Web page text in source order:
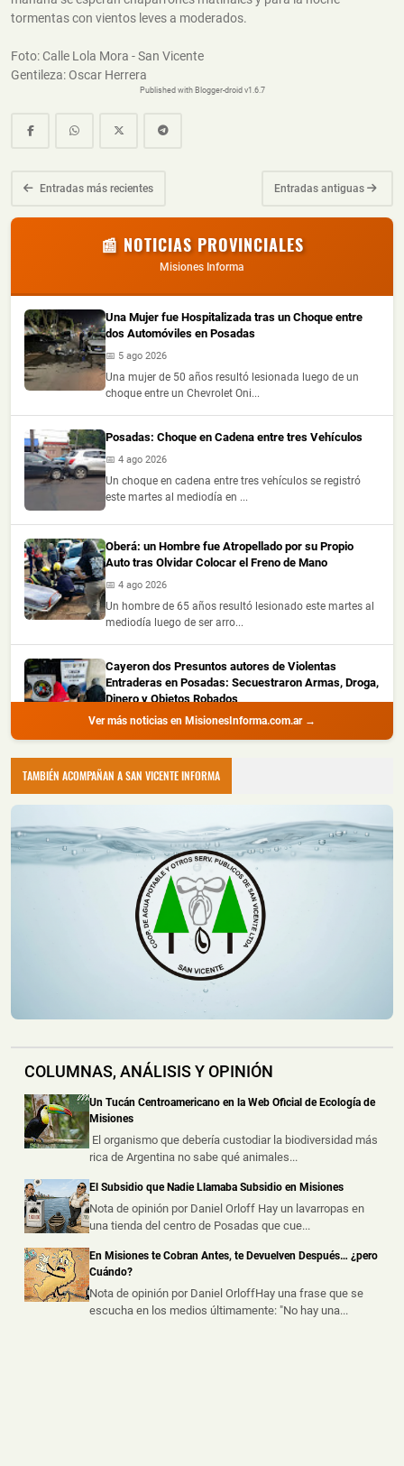
tormentas con vientos leves a moderados.
Foto: Calle Lola Mora - San Vicente
Gentileza: Oscar Herrera
Published with Blogger-droid v1.6.7
Entradas más recientes Entradas antiguas
📰 NOTICIAS PROVINCIALES
Misiones Informa
Una Mujer fue Hospitalizada tras un Choque entre
dos Automóviles en Posadas
📅 5 ago 2026
Una mujer de 50 años resultó lesionada luego de un
choque entre un Chevrolet Oni...
Posadas: Choque en Cadena entre tres Vehículos
📅 4 ago 2026
Un choque en cadena entre tres vehículos se registró
este martes al mediodía en ...
Oberá: un Hombre fue Atropellado por su Propio
Auto tras Olvidar Colocar el Freno de Mano
📅 4 ago 2026
Un hombre de 65 años resultó lesionado este martes al
mediodía luego de ser arro...
Cayeron dos Presuntos autores de Violentas
Entraderas en Posadas: Secuestraron Armas, Droga,
Dinero y Objetos Robados
📅 4 ago 2026
La Policía de Misiones detuvo a dos hombres con
amplio prontuario durante un all...
Recuperaron Herramientas Robadas y Detuvieron a
📅 4 ago 2026
La Policía de Misiones recuperó una hidrolavadora y
una motoguadaña que habían s...
Montecarlo: Controlaron un Principio de Incendio en
un Camión sobre la Ruta Nacional 12
📅 4 ago 2026
Un camión sufrió un principio de incendio durante la
noche del lunes sobre la Ru...
📅 4 ago 2026
Una vivienda fue destruida por un incendio durante la
madrugada de este martes s...
Hallaron un Auto Despistado sobre la Ruta 14 y
Aires
📅 3 ago 2026
había sido abandonado tras un ...
Ver más noticias en MisionesInforma.com.ar →
TAMBIÉN ACOMPAÑAN A SAN VICENTE INFORMA
COLUMNAS, ANÁLISIS Y OPINIÓN
Un Tucán Centroamericano en la Web Oficial de Ecología de
Misiones
El organismo que debería custodiar la biodiversidad más
rica de Argentina no sabe qué animales...
El Subsidio que Nadie Llamaba Subsidio en Misiones
Nota de opinión por Daniel Orloff Hay un lavarropas en
una tienda del centro de Posadas que cue...
En Misiones te Cobran Antes, te Devuelven Después… ¿pero
Cuándo?
Nota de opinión por Daniel OrloffHay una frase que se
escucha en los medios últimamente: "No hay una...